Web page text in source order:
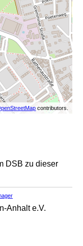
contributors.
DSB zu dieser
Anhalt e.V.